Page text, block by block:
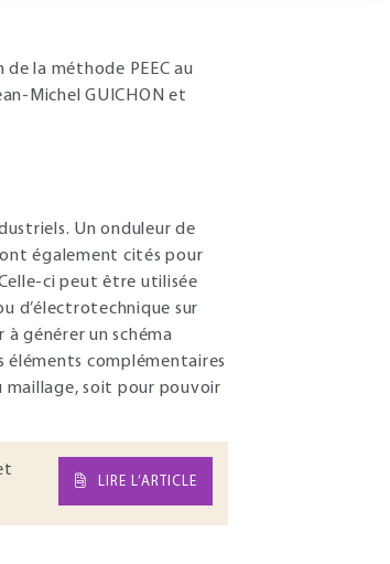
la méthode PEEC au
Michel GUICHON et
Un onduleur de
également cités pour
ci peut être utilisée
d’électrotechnique sur
générer un schéma
éléments complémentaires
maillage, soit pour pouvoir
LIRE L’ARTICLE